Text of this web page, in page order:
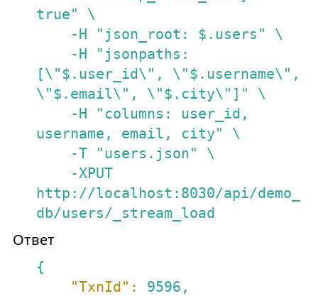
true" \
[\"$.user_id\", \"$.username\",
\"$.email\", \"$.city\"]" \
username, email, city" \
http://localhost:8030/api/demo_
db/users/_stream_load
Ответ
{
"TxnId":
9596 ,